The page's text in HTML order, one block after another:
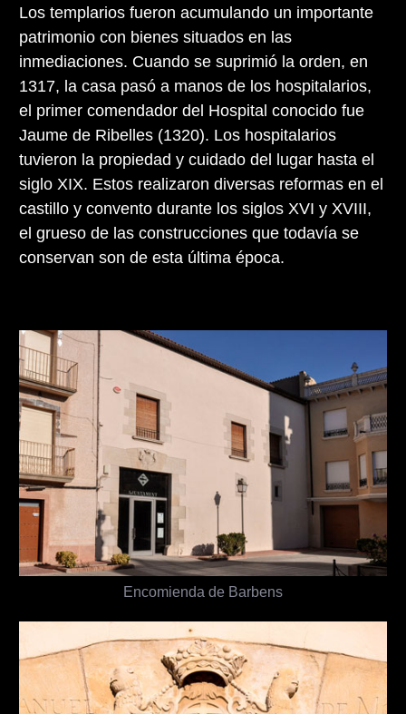
Los templarios fueron acumulando un importante
patrimonio con bienes situados en las
inmediaciones. Cuando se suprimió la orden, en
1317, la casa pasó a manos de los hospitalarios,
el primer comendador del Hospital conocido fue
Jaume de Ribelles (1320). Los hospitalarios
tuvieron la propiedad y cuidado del lugar hasta el
siglo XIX. Estos realizaron diversas reformas en el
castillo y convento durante los siglos XVI y XVIII,
el grueso de las construcciones que todavía se
conservan son de esta última época.
Encomienda de Barbens